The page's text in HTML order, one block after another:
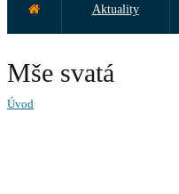
Aktuality
Mše svatá
Úvod